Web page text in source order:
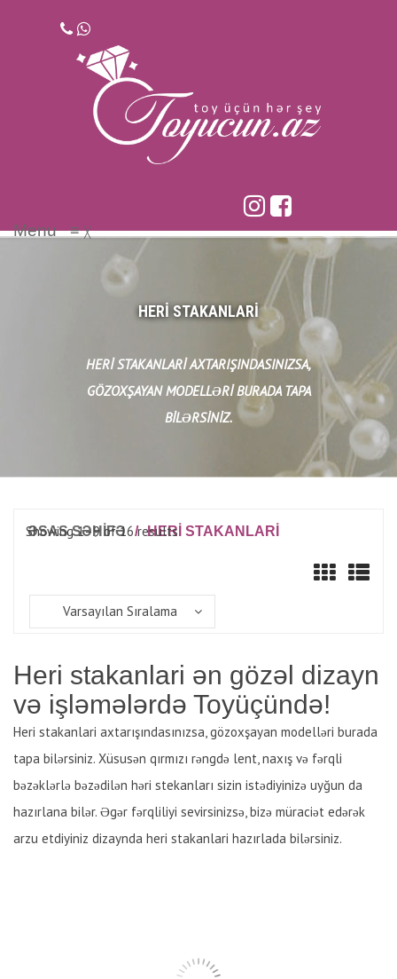
Menu≡ ╳
HERI STAKANLARI
HERI STAKANLARI AXTARIŞINDASINIZSA,
GÖZOXŞAYAN MODELLƏRI BURADA TAPA
BILƏRSINIZ.
ƏSAS SƏHİFƏ / HERI STAKANLARI
Showing 1–9 of 16 results
Varsayılan Sıralama
Heri stakanlari ən gözəl dizayn
və işləmələrdə Toyüçündə!
Heri stakanlari axtarışındasınızsa, gözoxşayan modelləri burada
tapa bilərsiniz. Xüsusən qırmızı rəngdə lent, naxış və fərqli
bəzəklərlə bəzədilən həri stekanları sizin istədiyinizə uyğun da
hazırlana bilər. Əgər fərqliliyi sevirsinizsə, bizə müraciət edərək
arzu etdiyiniz dizaynda heri stakanlari hazırlada bilərsiniz.